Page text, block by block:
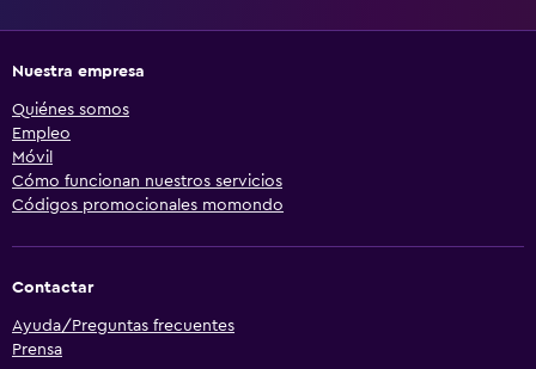
Nuestra empresa
Quiénes somos
Empleo
Móvil
Cómo funcionan nuestros servicios
Códigos promocionales momondo
Contactar
Ayuda/Preguntas frecuentes
Prensa